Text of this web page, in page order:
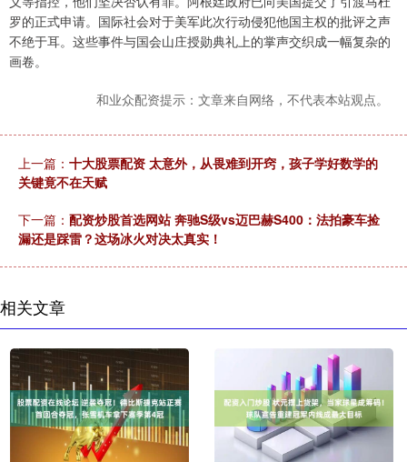
罗的正式申请。国际社会对于美军此次行动侵犯他国主权的批评之声
不绝于耳。这些事件与国会山庄授勋典礼上的掌声交织成一幅复杂的
画卷。
和业众配资提示：文章来自网络，不代表本站观点。
上一篇： 十大股票配资 太意外，从畏难到开窍，孩子学好数学的
关键竟不在天赋
下一篇： 配资炒股首选网站 奔驰S级vs迈巴赫S400：法拍豪车捡
漏还是踩雷？这场冰火对决太真实！
相关文章